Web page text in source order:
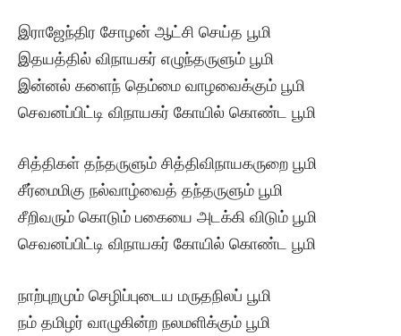
இராஜேந்திர சோழன் ஆட்சி செய்த பூமி
இதயத்தில் விநாயகர் எழுந்தருளும் பூமி
இன்னல் களைந் தெம்மை வாழவைக்கும் பூமி
செவனப்பிட்டி விநாயகர் கோயில் கொண்ட பூமி
சித்திகள் தந்தருளும் சித்திவிநாயகருறை பூமி
சீர்மைமிகு நல்வாழ்வைத் தந்தருளும் பூமி
சீறிவரும் கொடும் பகையை அடக்கி விடும் பூமி
செவனப்பிட்டி விநாயகர் கோயில் கொண்ட பூமி
நாற்புறமும் செழிப்புடைய மருதநிலப் பூமி
நம் தமிழர் வாழுகின்ற நலமளிக்கும் பூமி